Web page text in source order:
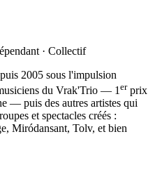
· Collectif
2005 sous l'impulsion
du Vrak'Trio — 1 erprix
— puis des autres artistes qui
et spectacles créés :
Miródansant, Tolv, et bien